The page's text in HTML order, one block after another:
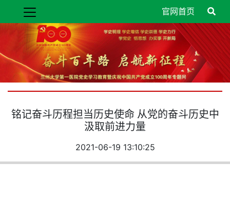
官网首页
铭记奋斗历程担当历史使命 从党的奋斗历史中
汲取前进力量
2021-06-19 13:10:25